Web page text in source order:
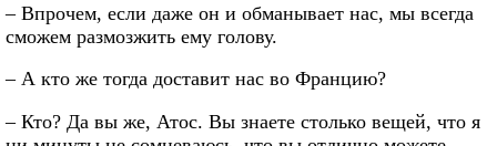
– Впрочем, если даже он и обманывает нас, мы всегда
сможем размозжить ему голову.
– А кто же тогда доставит нас во Францию?
– Кто? Да вы же, Атос. Вы знаете столько вещей, что я